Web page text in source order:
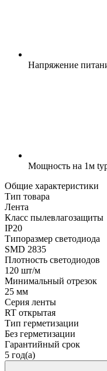
Напряжение
Мощность на 1м
Общие характеристики
Тип товара
Лента
Класс пылевлагозащиты
IP20
Типоразмер светодиода
SMD 2835
Плотность светодиодов
120 шт/м
Минимальный отрезок
25 мм
Серия ленты
RT открытая
Тип герметизации
Без герметизации
Гарантийный срок
5 год(а)